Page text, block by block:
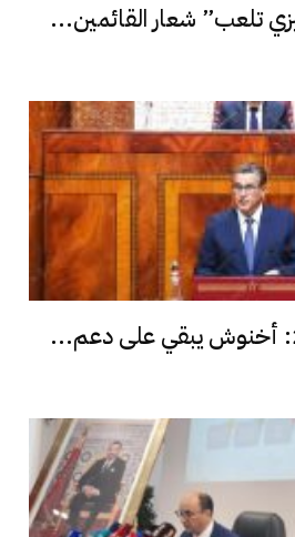
تلعب” شعار القائمين...